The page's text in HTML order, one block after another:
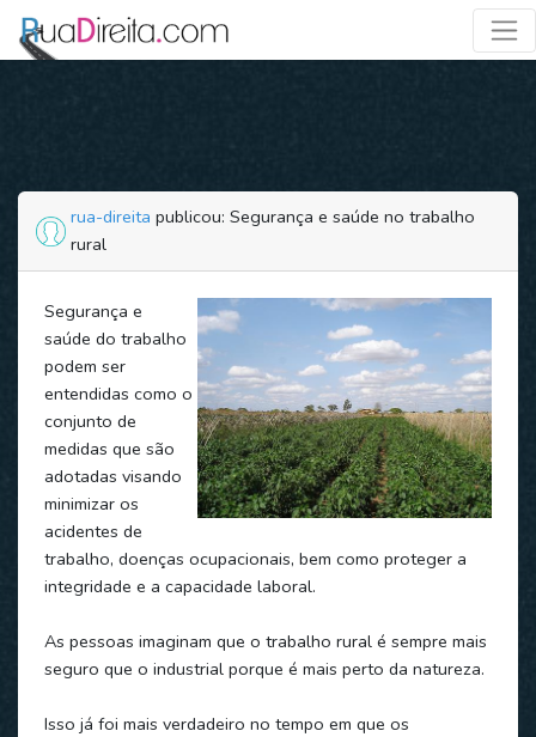
rua-direita publicou: Segurança e saúde no trabalho
rural
Segurança e
saúde do trabalho
podem ser
entendidas como o
conjunto de
medidas que são
adotadas visando
minimizar os
acidentes de
trabalho, doenças ocupacionais, bem como proteger a
integridade e a capacidade laboral.
As pessoas imaginam que o trabalho rural é sempre mais
seguro que o industrial porque é mais perto da natureza.
Isso já foi mais verdadeiro no tempo em que os